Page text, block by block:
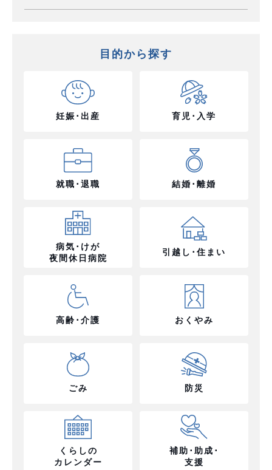
目的から探す
妊娠･出産 育児･入学
就職･退職 結婚･離婚
病気･けが
夜間休日病院
引越し･住まい
高齢･介護 おくやみ
ごみ 防災
くらしの
カレンダー
補助･助成･
支援